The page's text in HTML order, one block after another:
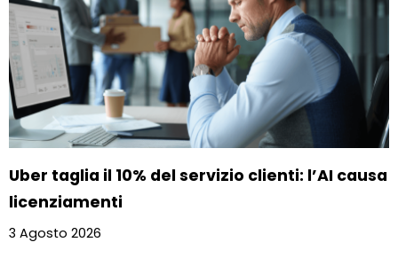
Uber taglia il 10% del servizio clienti: l’AI causa
licenziamenti
3 Agosto 2026